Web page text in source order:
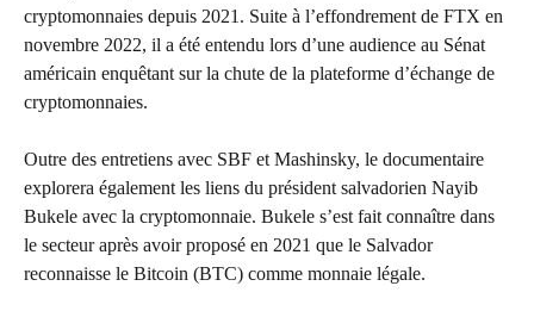
cryptomonnaies depuis 2021. Suite à l’effondrement de FTX en
novembre 2022, il a été entendu lors d’une audience au Sénat
américain enquêtant sur la chute de la plateforme d’échange de
cryptomonnaies.
Outre des entretiens avec SBF et Mashinsky, le documentaire
explorera également les liens du président salvadorien Nayib
Bukele avec la cryptomonnaie. Bukele s’est fait connaître dans
le secteur après avoir proposé en 2021 que le Salvador
reconnaisse le Bitcoin (BTC) comme monnaie légale.